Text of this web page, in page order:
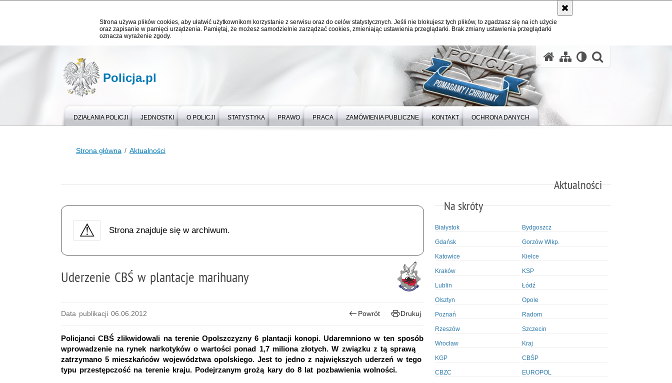
Strona używa plików cookies, aby ułatwić użytkownikom korzystanie z serwisu oraz do celów statystycznych. Jeśli nie blokujesz tych plików, to zgadzasz się na ich użycie
oraz zapisanie w pamięci urządzenia. Pamiętaj, że możesz samodzielnie zarządzać cookies, zmieniając ustawienia przeglądarki. Brak zmiany ustawienia przeglądarki
oznacza wyrażenie zgody.
Policja.pl
DZIAŁANIA POLICJI JEDNOSTKI O POLICJI STATYSTYKA PRAWO PRACA ZAMÓWIENIA PUBLICZNE KONTAKT OCHRONA DANYCH
Strona główna Aktualności
Aktualności
Strona znajduje się w archiwum.
Uderzenie CBŚ w plantacje marihuany
Data publikacji 06.06.2012 Powrót Drukuj
Policjanci CBŚ zlikwidowali na terenie Opolszczyzny 6 plantacji konopi. Udaremniono w ten sposób
wprowadzenie na rynek narkotyków o wartości ponad 1,7 miliona złotych. W związku z tą sprawą
zatrzymano 5 mieszkańców województwa opolskiego. Jest to jedno z największych uderzeń w tego
typu przestępczość na terenie kraju. Podejrzanym grożą kary do 8 lat pozbawienia wolności.
Na skróty
Białystok Bydgoszcz
Gdańsk Gorzów Wlkp.
Katowice Kielce
Kraków KSP
Lublin Łódź
Olsztyn Opole
Poznań Radom
Rzeszów Szczecin
Wrocław Kraj
KGP CBŚP
CBZC EUROPOL